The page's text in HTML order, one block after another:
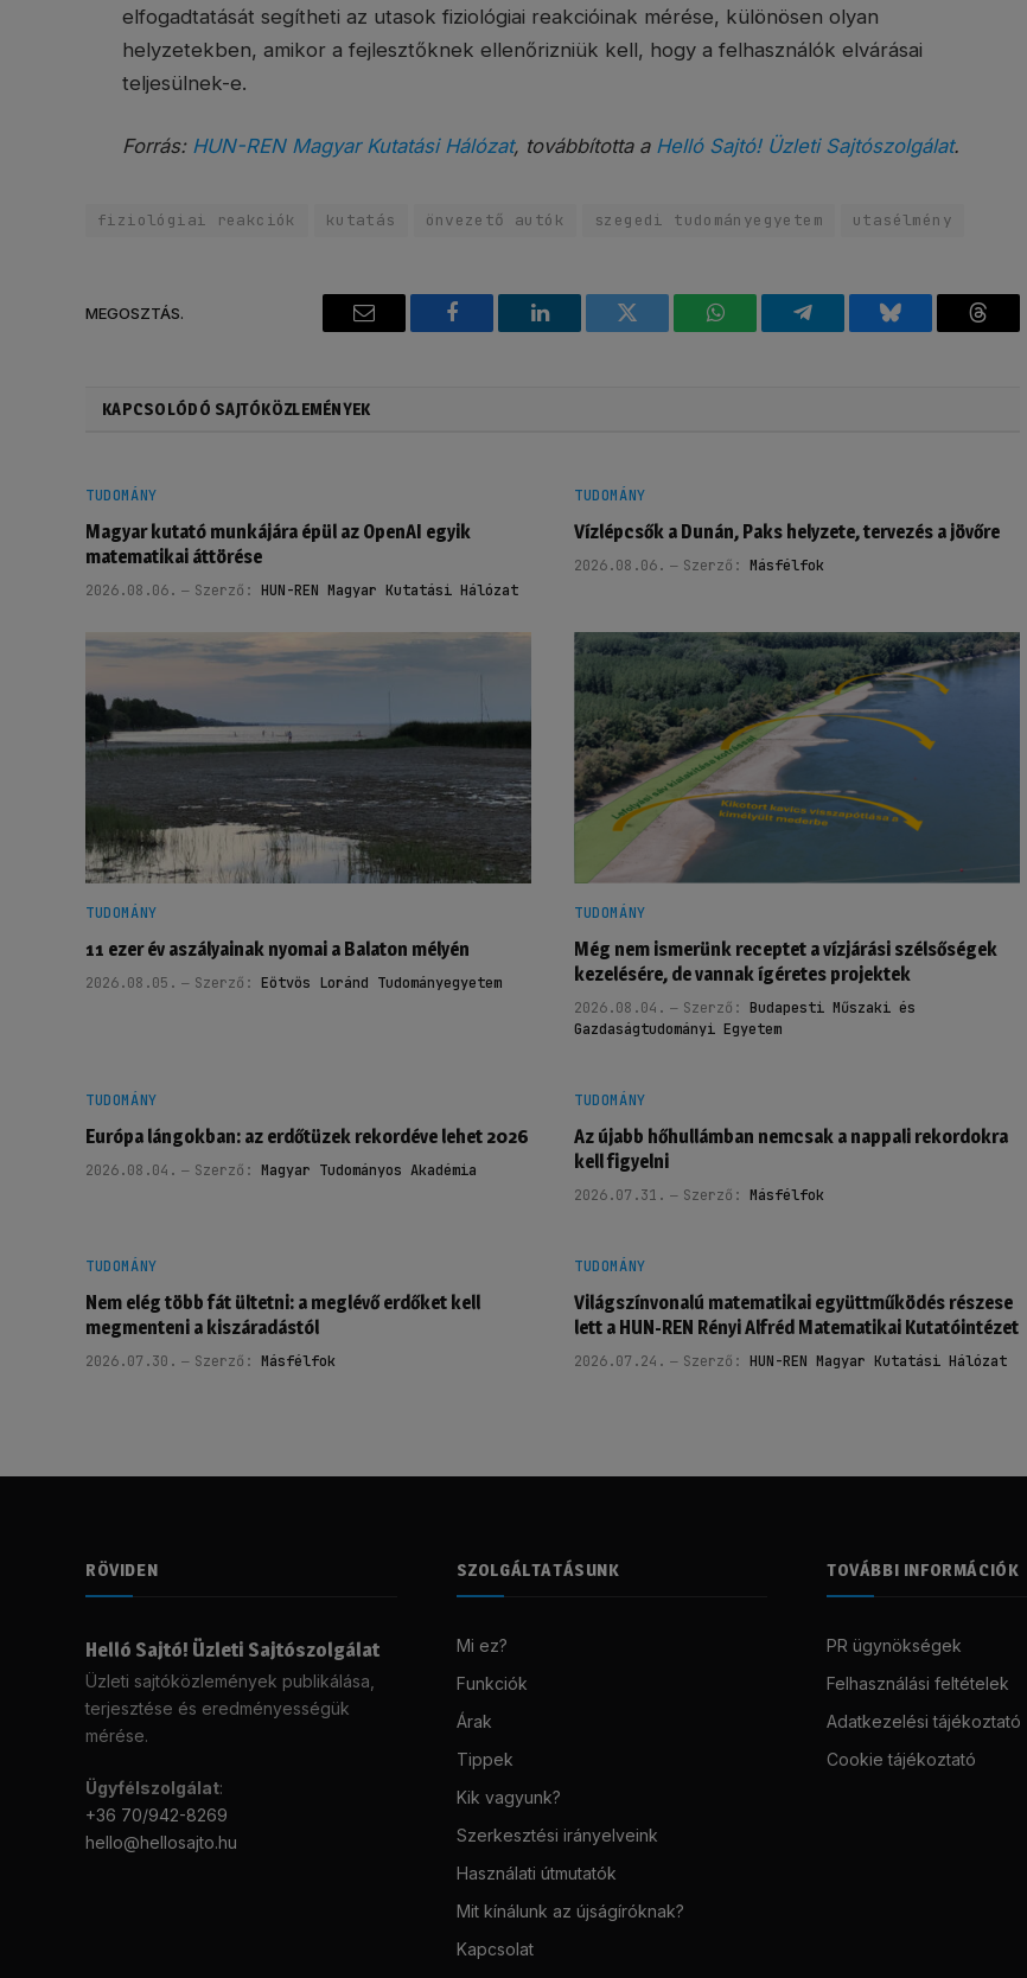
elfogadtatását segítheti az utasok fiziológiai reakcióinak mérése, különösen olyan
helyzetekben, amikor a fejlesztőknek ellenőrizniük kell, hogy a felhasználók elvárásai
teljesülnek-e.
Forrás: HUN-REN Magyar Kutatási Hálózat, továbbította a Helló Sajtó! Üzleti Sajtószolgálat.
fiziológiai reakciók kutatás önvezető autók szegedi tudományegyetem utasélmény
MEGOSZTÁS.
Email Facebook LinkedIn Twitter WhatsAppTelegram Bluesky
KAPCSOLÓDÓ SAJTÓKÖZLEMÉNYEK
TUDOMÁNY
Magyar kutató munkájára épül az OpenAI egyik
matematikai áttörése
2026.08.06. Szerző: HUN-REN Magyar Kutatási Hálózat
TUDOMÁNY
Vízlépcsők a Dunán, Paks helyzete, tervezés a jövőre
2026.08.06. Szerző: Másfélfok
TUDOMÁNY
11 ezer év aszályainak nyomai a Balaton mélyén
2026.08.05. Szerző: Eötvös Loránd Tudományegyetem
TUDOMÁNY
Még nem ismerünk receptet a vízjárási szélsőségek
kezelésére, de vannak ígéretes projektek
2026.08.04. Szerző: Budapesti Műszaki és
Gazdaságtudományi Egyetem
TUDOMÁNY
Európa lángokban: az erdőtüzek rekordéve lehet 2026
2026.08.04. Szerző: Magyar Tudományos Akadémia
TUDOMÁNY
Az újabb hőhullámban nemcsak a nappali rekordokra
kell figyelni
2026.07.31. Szerző: Másfélfok
TUDOMÁNY
Nem elég több fát ültetni: a meglévő erdőket kell
megmenteni a kiszáradástól
2026.07.30. Szerző: Másfélfok
TUDOMÁNY
Világszínvonalú matematikai együttműködés részese
lett a HUN-REN Rényi Alfréd Matematikai Kutatóintézet
2026.07.24. Szerző: HUN-REN Magyar Kutatási Hálózat
RÖVIDEN
Helló Sajtó! Üzleti Sajtószolgálat
Üzleti sajtóközlemények publikálása,
terjesztése és eredményességük
mérése.
Ügyfélszolgálat:
+36 70/942-8269
hello@hellosajto.hu
SZOLGÁLTATÁSUNK
Mi ez?
Funkciók
Árak
Tippek
Kik vagyunk?
Szerkesztési irányelveink
Használati útmutatók
Mit kínálunk az újságíróknak?
Kapcsolat
TOVÁBBI INFORMÁCIÓK
PR ügynökségek
Felhasználási feltételek
Adatkezelési tájékoztató
Cookie tájékoztató